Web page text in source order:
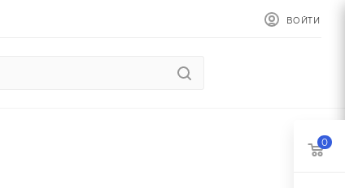
ВОЙТИ
0